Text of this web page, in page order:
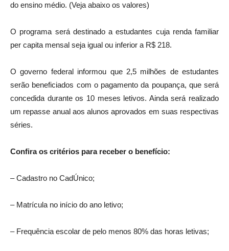
do ensino médio. (Veja abaixo os valores)
O programa será destinado a estudantes cuja renda familiar
per capita mensal seja igual ou inferior a R$ 218.
O governo federal informou que 2,5 milhões de estudantes
serão beneficiados com o pagamento da poupança, que será
concedida durante os 10 meses letivos. Ainda será realizado
um repasse anual aos alunos aprovados em suas respectivas
séries.
Confira os critérios para receber o benefício:
– Cadastro no CadÚnico;
– Matrícula no início do ano letivo;
– Frequência escolar de pelo menos 80% das horas letivas;